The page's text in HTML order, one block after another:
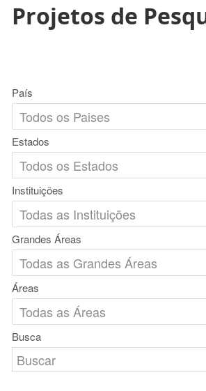
Projetos de
País
Estados
Instituições
Grandes Áreas
Áreas
Busca